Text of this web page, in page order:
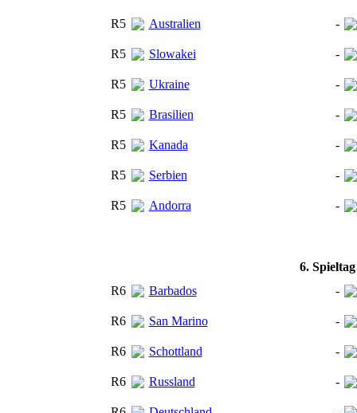
R5 Australien -
R5 Slowakei -
R5 Ukraine -
R5 Brasilien -
R5 Kanada -
R5 Serbien -
R5 Andorra -
6.
R6
Barbados -
R6 San Marino -
R6 Schottland -
R6 Russland -